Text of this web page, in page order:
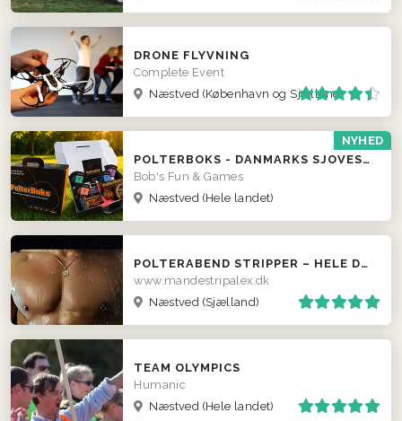
DRONE FLYVNING
Complete Event
Næstved (København og Sjælland)
NYHED
POLTERBOKS - DANMARKS SJOVESTE POLTERABEND
Bob's Fun & Games
Næstved (Hele landet)
POLTERABEND STRIPPER – HELE DANMARK
www.mandestripalex.dk
Næstved (Sjælland)
TEAM OLYMPICS
Humanic
Næstved (Hele landet)